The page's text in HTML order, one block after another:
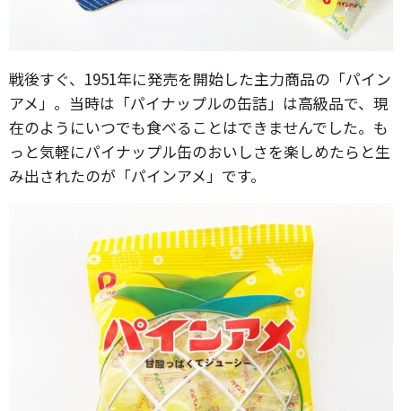
戦後すぐ、1951年に発売を開始した主力商品の「パイン
アメ」。当時は「パイナップルの缶詰」は高級品で、現
在のようにいつでも食べることはできませんでした。も
っと気軽にパイナップル缶のおいしさを楽しめたらと生
み出されたのが「パインアメ」です。